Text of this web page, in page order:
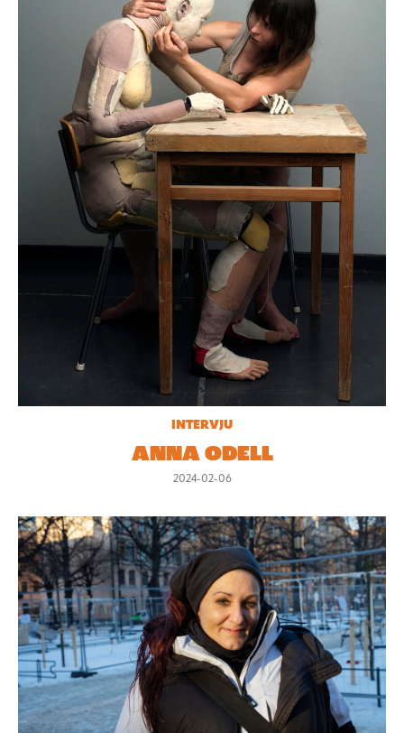
INTERVJU
ANNA ODELL
2024-02-06